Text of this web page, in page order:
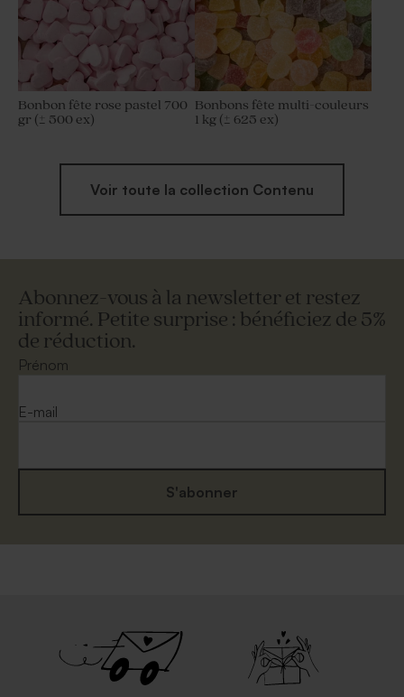
Bonbon fête rose pastel 700
gr (± 500 ex)
Bonbons fête multi-couleurs
1 kg (± 625 ex)
Voir toute la collection Contenu
Abonnez-vous à la newsletter et restez
informé. Petite surprise : bénéficiez de 5%
de réduction.
Prénom
E-mail
S'abonner